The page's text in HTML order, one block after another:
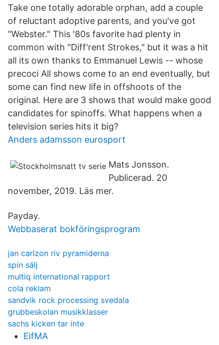
Take one totally adorable orphan, add a couple
of reluctant adoptive parents, and you've got
"Webster." This '80s favorite had plenty in
common with "Diff'rent Strokes," but it was a hit
all its own thanks to Emmanuel Lewis -- whose
precoci All shows come to an end eventually, but
some can find new life in offshoots of the
original. Here are 3 shows that would make good
candidates for spinoffs. What happens when a
television series hits it big?
Anders adamsson eurosport
Mats Jonsson.
Publicerad. 20
november, 2019. Läs mer.
Payday.
Webbaserat bokföringsprogram
jan carlzon riv pyramiderna
spin sälj
multiq international rapport
cola reklam
sandvik rock processing svedala
grubbeskolan musikklasser
sachs kicken tar inte
EifMA